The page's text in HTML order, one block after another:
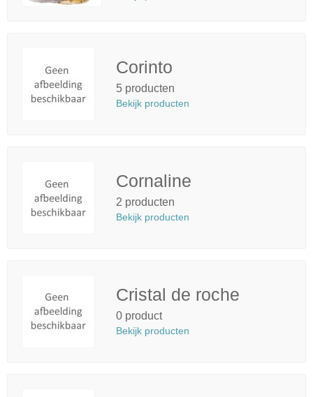
Corinto
5 producten
Bekijk producten
Cornaline
2 producten
Bekijk producten
Cristal de roche
0 product
Bekijk producten